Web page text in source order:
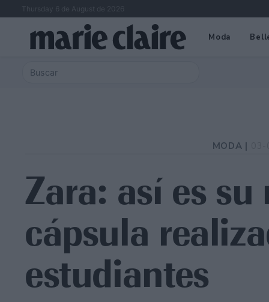
Thursday 6 de August de 2026
Moda
MODA |
Zara: así es
cápsula
estudiantes